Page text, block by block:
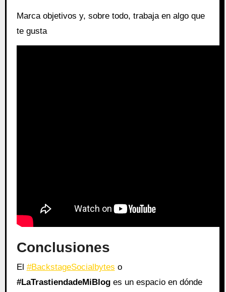
Marca objetivos y, sobre todo, trabaja en algo que
te gusta
Conclusiones
El #BackstageSocialbytes o
#LaTrastiendadeMiBloges un espacio en dónde